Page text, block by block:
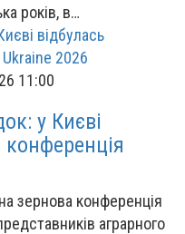
років, в…
11:00
у Києві
зернова конференція
аграрного